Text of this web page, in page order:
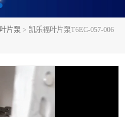
叶片泵 > 凯乐福叶片泵T6EC-057-006
方向阀
列管式油冷却器